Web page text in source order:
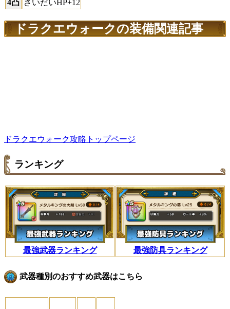
4凸 さいだいHP+12
ドラクエウォークの装備関連記事
ドラクエウォーク攻略トップページ
ランキング
最強武器ランキング 最強防具ランキング
武器種別のおすすめ武器はこちら